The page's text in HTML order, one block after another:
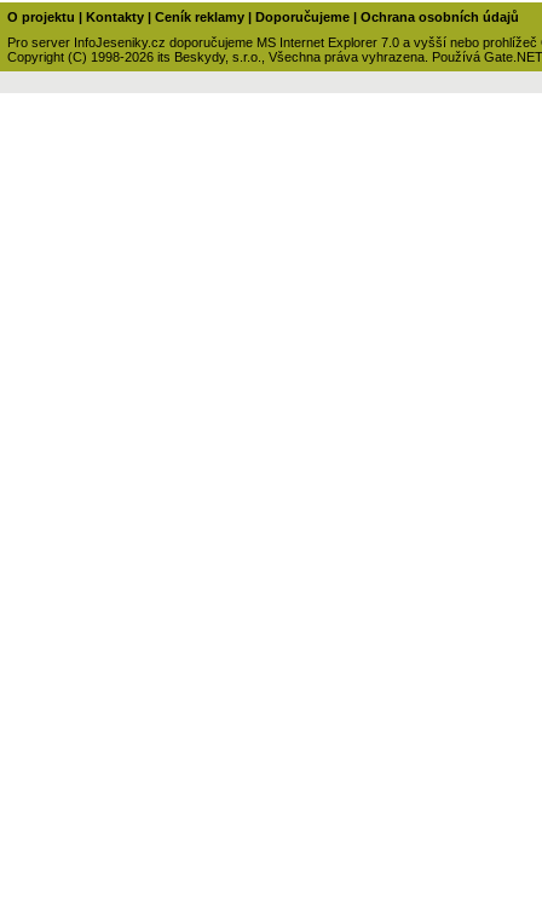
O projektu | Kontakty | Ceník reklamy | Doporučujeme | Ochrana osobních údajů
Pro server InfoJeseniky.cz doporučujeme MS Internet Explorer 7.0 a vyšší nebo prohlížeč
Copyright (C) 1998-2026 its Beskydy, s.r.o., Všechna práva vyhrazena. Používá